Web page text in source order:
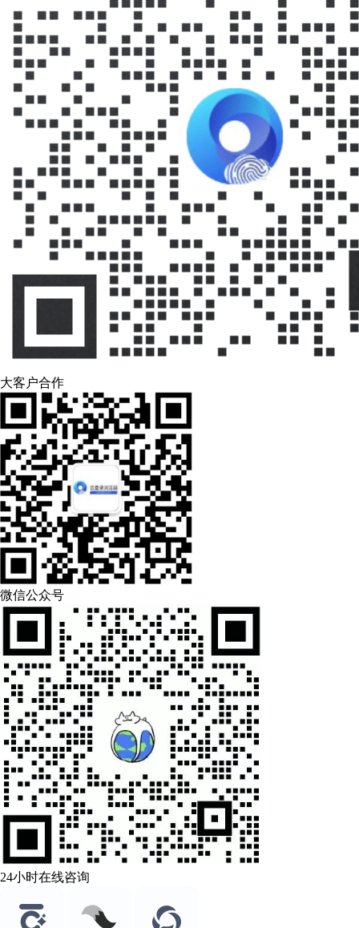
大客户合作
微信公众号
24小时在线咨询